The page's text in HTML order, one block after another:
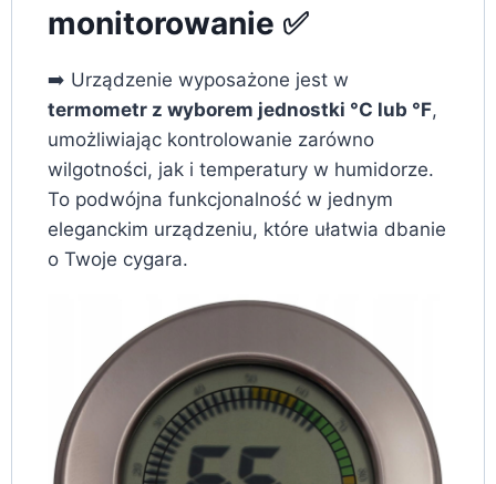
monitorowanie ✅
➡️ Urządzenie wyposażone jest w
termometr z wyborem jednostki °C lub °F,
umożliwiając kontrolowanie zarówno
wilgotności, jak i temperatury w humidorze.
To podwójna funkcjonalność w jednym
eleganckim urządzeniu, które ułatwia dbanie
o Twoje cygara.